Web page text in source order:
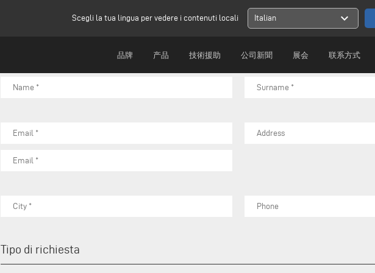
Scegli la tua lingua per vedere i contenuti locali Italian expand_more
品牌 产品 技術援助 公司新聞 展会 联系方式
Compila il form sottostante per inviarci la tua richiesta
Tipo di richiesta